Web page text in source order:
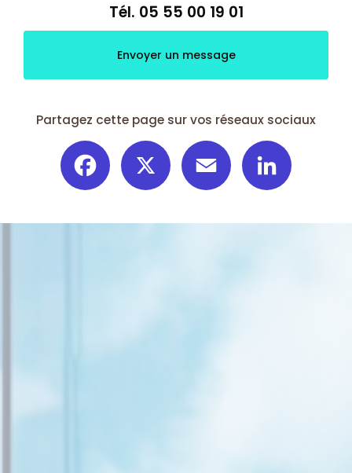
Tél. 05 55 00 19 01
Envoyer un message
Partagez cette page sur vos réseaux sociaux
Facebook Email